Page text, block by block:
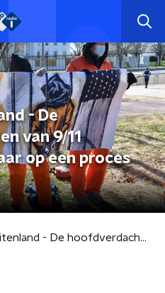
- De
van 9/11
op een proces
Bureau Buitenland - De hoofdverdachten van 9/11 wachten al 15 jaar op een proces